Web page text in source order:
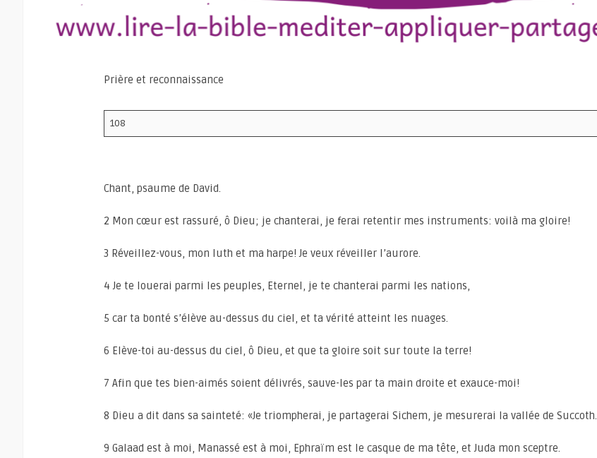
Prière et reconnaissance
108
Chant, psaume de David.
2 Mon cœur est rassuré, ô Dieu; je chanterai, je ferai retentir mes instruments: voilà ma gloire!
3 Réveillez-vous, mon luth et ma harpe! Je veux réveiller l’aurore.
4 Je te louerai parmi les peuples, Eternel, je te chanterai parmi les nations,
5 car ta bonté s’élève au-dessus du ciel, et ta vérité atteint les nuages.
6 Elève-toi au-dessus du ciel, ô Dieu, et que ta gloire soit sur toute la terre!
7 Afin que tes bien-aimés soient délivrés, sauve-les par ta main droite et exauce-moi!
8 Dieu a dit dans sa sainteté: «Je triompherai, je partagerai Sichem, je mesurerai la vallée de Succoth.
9 Galaad est à moi, Manassé est à moi, Ephraïm est le casque de ma tête, et Juda mon sceptre.